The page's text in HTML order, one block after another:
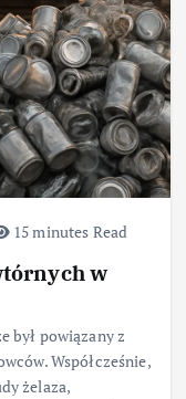
15 minutes Read
w
był powiązany z
Współcześnie,
żelaza,